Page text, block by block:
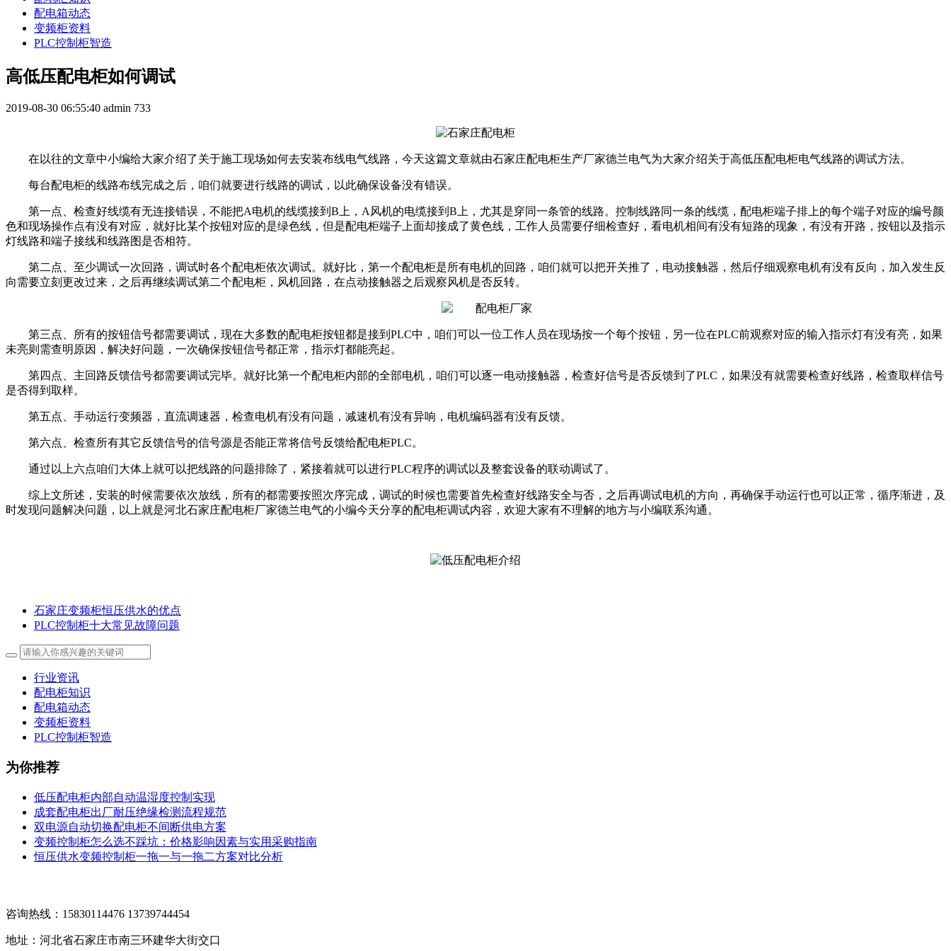
配电箱动态
变频柜资料
PLC控制柜智造
高低压配电柜如何调试
2019-08-30 06:55:40 admin 733
在以往的文章中小编给大家介绍了关于施工现场如何去安装布线电气线路，今天这篇文章就由石家庄配电柜生产厂家德兰电气为大家介绍关于高低压配电柜电气线路的调试方法。
每台配电柜的线路布线完成之后，咱们就要进行线路的调试，以此确保设备没有错误。
第一点、检查好线缆有无连接错误，不能把A电机的线缆接到B上，A风机的电缆接到B上，尤其是穿同一条管的线路。控制线路同一条的线缆，配电柜端子排上的每个端子对应的编号颜
色和现场操作点有没有对应，就好比某个按钮对应的是绿色线，但是配电柜端子上面却接成了黄色线，工作人员需要仔细检查好，看电机相间有没有短路的现象，有没有开路，按钮以及指示
灯线路和端子接线和线路图是否相符。
第二点、至少调试一次回路，调试时各个配电柜依次调试。就好比，第一个配电柜是所有电机的回路，咱们就可以把开关推了，电动接触器，然后仔细观察电机有没有反向，加入发生反
向需要立刻更改过来，之后再继续调试第二个配电柜，风机回路，在点动接触器之后观察风机是否反转。
第三点、所有的按钮信号都需要调试，现在大多数的配电柜按钮都是接到PLC中，咱们可以一位工作人员在现场按一个每个按钮，另一位在PLC前观察对应的输入指示灯有没有亮，如果
未亮则需查明原因，解决好问题，一次确保按钮信号都正常，指示灯都能亮起。
第四点、主回路反馈信号都需要调试完毕。就好比第一个配电柜内部的全部电机，咱们可以逐一电动接触器，检查好信号是否反馈到了PLC，如果没有就需要检查好线路，检查取样信号
是否得到取样。
第五点、手动运行变频器，直流调速器，检查电机有没有问题，减速机有没有异响，电机编码器有没有反馈。
第六点、检查所有其它反馈信号的信号源是否能正常将信号反馈给配电柜PLC。
通过以上六点咱们大体上就可以把线路的问题排除了，紧接着就可以进行PLC程序的调试以及整套设备的联动调试了。
综上文所述，安装的时候需要依次放线，所有的都需要按照次序完成，调试的时候也需要首先检查好线路安全与否，之后再调试电机的方向，再确保手动运行也可以正常，循序渐进，及
时发现问题解决问题，以上就是河北石家庄配电柜厂家德兰电气的小编今天分享的配电柜调试内容，欢迎大家有不理解的地方与小编联系沟通。
石家庄变频柜恒压供水的优点
PLC控制柜十大常见故障问题
行业资讯
配电柜知识
配电箱动态
变频柜资料
PLC控制柜智造
为你推荐
低压配电柜内部自动温湿度控制实现
成套配电柜出厂耐压绝缘检测流程规范
双电源自动切换配电柜不间断供电方案
变频控制柜怎么选不踩坑：价格影响因素与实用采购指南
恒压供水变频控制柜一拖一与一拖二方案对比分析
咨询热线：15830114476 13739744454
地址：河北省石家庄市南三环建华大街交口